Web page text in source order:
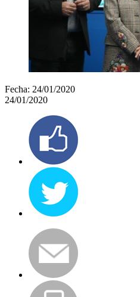
Fecha: 24/01/2020
24/01/2020